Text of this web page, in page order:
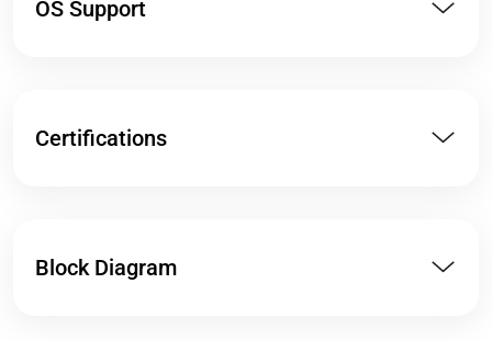
OS Support
Certifications
Block Diagram